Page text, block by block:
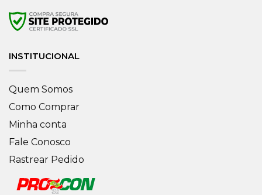
INSTITUCIONAL
Quem Somos
Como Comprar
Minha conta
Fale Conosco
Rastrear Pedido